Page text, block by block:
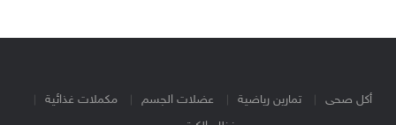
أكل صحى تمارين رياضية عضلات الجسم
مكملات غذائية